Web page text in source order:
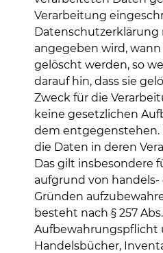
Verarbeitung
angegeben wird,
gelöscht werden, so
darauf hin, dass sie
Zweck für die
keine gesetzlichen
dem entgegenstehen.
die Daten in deren
Das gilt insbesondere
aufgrund von
Gründen
besteht nach § 257
Aufbewahrungspflicht
Handelsbücher,